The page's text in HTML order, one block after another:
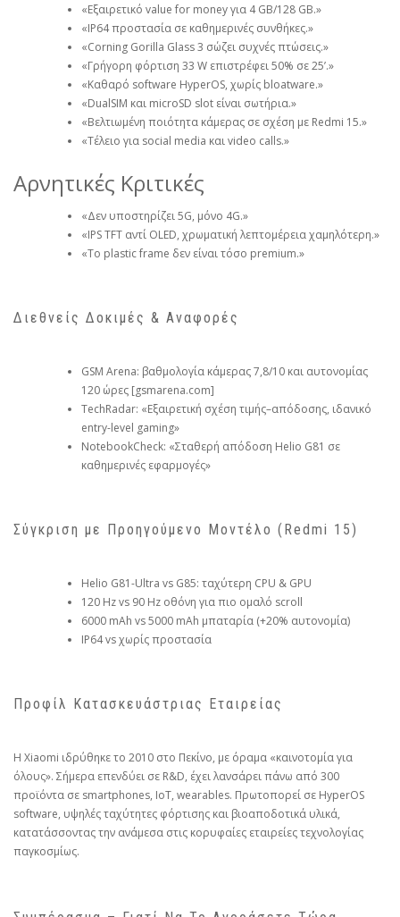
«Εξαιρετικό value for money για 4 GB/128 GB.»
«IP64 προστασία σε καθημερινές συνθήκες.»
«Corning Gorilla Glass 3 σώζει συχνές πτώσεις.»
«Γρήγορη φόρτιση 33 W επιστρέφει 50% σε 25’.»
«Καθαρό software HyperOS, χωρίς bloatware.»
«DualSIM και microSD slot είναι σωτήρια.»
«Βελτιωμένη ποιότητα κάμερας σε σχέση με Redmi 15.»
«Τέλειο για social media και video calls.»
Αρνητικές Κριτικές
«Δεν υποστηρίζει 5G, μόνο 4G.»
«IPS TFT αντί OLED, χρωματική λεπτομέρεια χαμηλότερη.»
«Το plastic frame δεν είναι τόσο premium.»
Διεθνείς Δοκιμές & Αναφορές
GSM Arena: βαθμολογία κάμερας 7,8/10 και αυτονομίας
120 ώρες [gsmarena.com]
TechRadar: «Εξαιρετική σχέση τιμής–απόδοσης, ιδανικό
entry-level gaming»
NotebookCheck: «Σταθερή απόδοση Helio G81 σε
καθημερινές εφαρμογές»
Σύγκριση με Προηγούμενο Μοντέλο (Redmi 15)
Helio G81-Ultra vs G85: ταχύτερη CPU & GPU
120 Hz vs 90 Hz οθόνη για πιο ομαλό scroll
6000 mAh vs 5000 mAh μπαταρία (+20% αυτονομία)
IP64 vs χωρίς προστασία
Προφίλ Κατασκευάστριας Εταιρείας
Η Xiaomi ιδρύθηκε το 2010 στο Πεκίνο, με όραμα «καινοτομία για
όλους». Σήμερα επενδύει σε R&D, έχει λανσάρει πάνω από 300
προϊόντα σε smartphones, IoT, wearables. Πρωτοπορεί σε HyperOS
software, υψηλές ταχύτητες φόρτισης και βιοαποδοτικά υλικά,
κατατάσσοντας την ανάμεσα στις κορυφαίες εταιρείες τεχνολογίας
παγκοσμίως.